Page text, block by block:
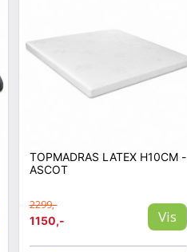
TOPMADRAS LATEX H10CM -
ASCOT
2299,-
1150,-
Vis